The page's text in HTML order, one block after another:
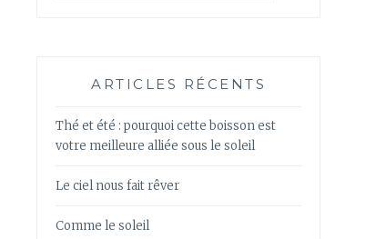
ARTICLES RÉCENTS
Thé et été : pourquoi cette boisson est
votre meilleure alliée sous le soleil
Le ciel nous fait rêver
Comme le soleil